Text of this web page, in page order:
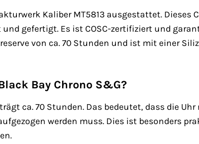
Kaliber MT5813 ausgestattet. Dieses
gefertigt. Es ist COSC-zertifiziert und
von ca. 70 Stunden und ist mit einer
Bay Chrono S&G?
ca. 70 Stunden. Das bedeutet, dass die
werden muss. Dies ist besonders